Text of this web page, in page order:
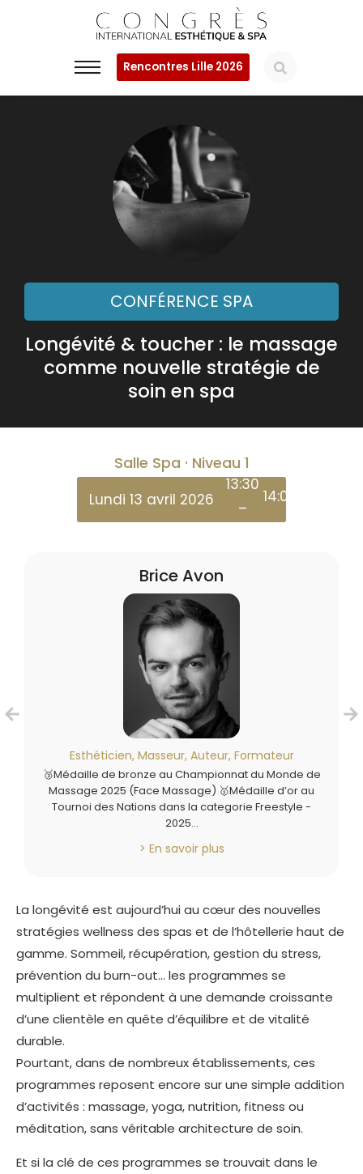
Rencontres Lille 2026
CONFÉRENCE SPA
Longévité & toucher : le massage
comme nouvelle stratégie de
soin en spa
Salle Spa · Niveau 1
Lundi 13 avril 2026
13:30
–
14:00
Brice Avon
Esthéticien, Masseur, Auteur, Formateur
🥉Médaille de bronze au Championnat du Monde de
Massage 2025 (Face Massage) 🥇Médaille d’or au
Tournoi des Nations dans la categorie Freestyle -
2025…
> En savoir plus
La longévité est aujourd’hui au cœur des nouvelles
stratégies wellness des spas et de l’hôtellerie haut de
gamme. Sommeil, récupération, gestion du stress,
prévention du burn-out… les programmes se
multiplient et répondent à une demande croissante
d’une clientèle en quête d’équilibre et de vitalité
durable.
Pourtant, dans de nombreux établissements, ces
programmes reposent encore sur une simple addition
d’activités : massage, yoga, nutrition, fitness ou
méditation, sans véritable architecture de soin.
Et si la clé de ces programmes se trouvait dans le